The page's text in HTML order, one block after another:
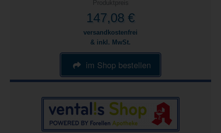
Produktpreis
147,08 €
versandkostenfrei
& inkl. MwSt.
im Shop bestellen